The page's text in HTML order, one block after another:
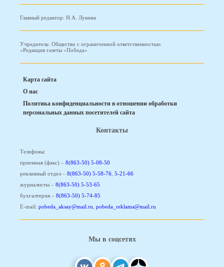
Главный редактор: Н.А. Лукина
Учредитель: Общество с ограниченной ответственностью
«Редакция газеты «Победа»
Карта сайта
О нас
Политика конфиденциальности в отношении обработки
персональных данных посетителей сайта
Контакты
Телефоны:
приемная (факс) – 8(863-50) 5-08-50
рекламный отдел – 8(863-50) 5-58-76 5-21-66
журналисты – 8(863-50) 5-53-65
бухгалтерия – 8(863-50) 5-74-85
E-mail: pobeda_aksay@mail.ru pobeda_reklama@mail.ru
Мы в соцсетях